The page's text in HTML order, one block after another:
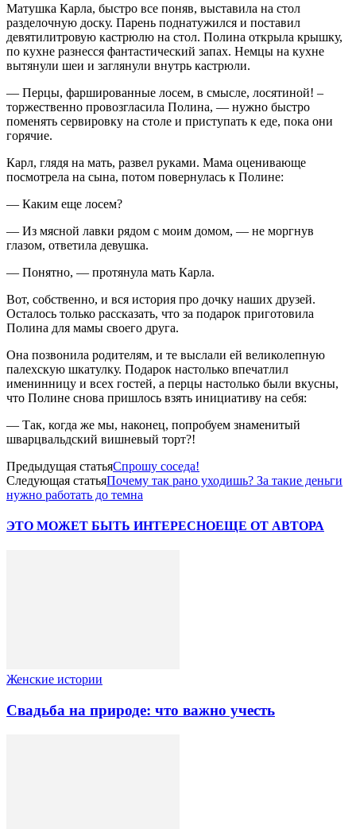
Матушка Карла, быстро все поняв, выставила на стол
разделочную доску. Парень поднатужился и поставил
девятилитровую кастрюлю на стол. Полина открыла крышку,
по кухне разнесся фантастический запах. Немцы на кухне
вытянули шеи и заглянули внутрь кастрюли.
— Перцы, фаршированные лосем, в смысле, лосятиной! –
торжественно провозгласила Полина, — нужно быстро
поменять сервировку на столе и приступать к еде, пока они
горячие.
Карл, глядя на мать, развел руками. Мама оценивающе
посмотрела на сына, потом повернулась к Полине:
— Каким еще лосем?
— Из мясной лавки рядом с моим домом, — не моргнув
глазом, ответила девушка.
— Понятно, — протянула мать Карла.
Вот, собственно, и вся история про дочку наших друзей.
Осталось только рассказать, что за подарок приготовила
Полина для мамы своего друга.
Она позвонила родителям, и те выслали ей великолепную
палехскую шкатулку. Подарок настолько впечатлил
именинницу и всех гостей, а перцы настолько были вкусны,
что Полине снова пришлось взять инициативу на себя:
— Так, когда же мы, наконец, попробуем знаменитый
шварцвальдский вишневый торт?!
Предыдущая статьяСпрошу соседа!
Следующая статьяПочему так рано уходишь? За такие деньги
нужно работать до темна
ЭТО МОЖЕТ БЫТЬ ИНТЕРЕСНОЕЩЕ ОТ АВТОРА
Женские истории
Свадьба на природе: что важно учесть